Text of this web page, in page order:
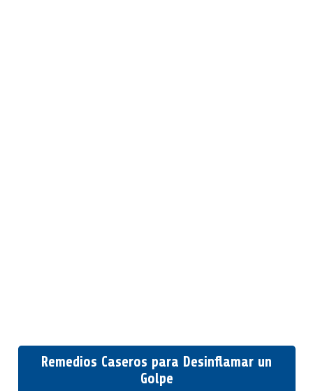
Remedios Caseros para Desinflamar un
Golpe